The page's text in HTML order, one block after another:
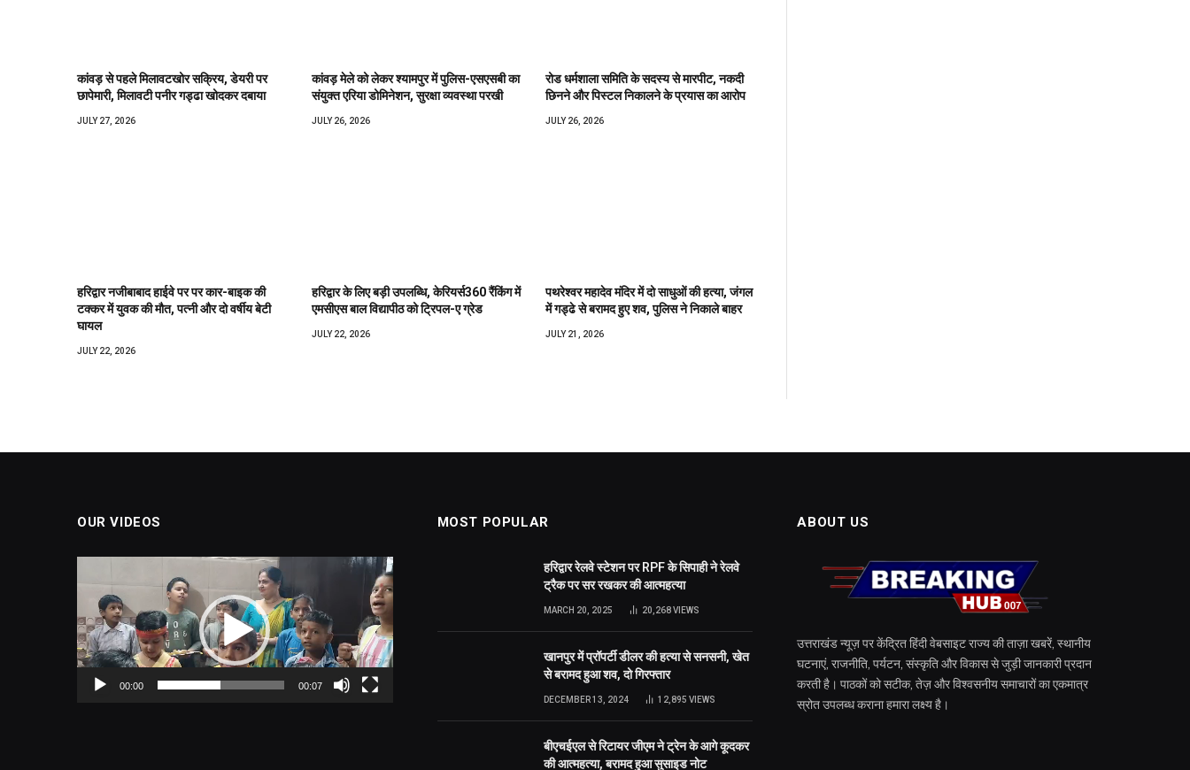
कांवड़ से पहले मिलावटखोर सक्रिय, डेयरी पर
छापेमारी, मिलावटी पनीर गड्ढा खोदकर दबाया
JULY 27, 2026
कांवड़ मेले को लेकर श्यामपुर में पुलिस-एसएसबी का
संयुक्त एरिया डोमिनेशन, सुरक्षा व्यवस्था परखी
JULY 26, 2026
रोड धर्मशाला समिति के सदस्य से मारपीट, नकदी
छिनने और पिस्टल निकालने के प्रयास का आरोप
JULY 26, 2026
हरिद्वार नजीबाबाद हाईवे पर पर कार-बाइक की
टक्कर में युवक की मौत, पत्नी और दो वर्षीय बेटी
घायल
JULY 22, 2026
हरिद्वार के लिए बड़ी उपलब्धि, केरियर्स360 रैंकिंग में
एमसीएस बाल विद्यापीठ को ट्रिपल-ए ग्रेड
JULY 22, 2026
पथरेश्वर महादेव मंदिर में दो साधुओं की हत्या, जंगल
में गड्ढे से बरामद हुए शव, पुलिस ने निकाले बाहर
JULY 21, 2026
OUR VIDEOS
Player
00:00 00:07
MOST POPULAR
हरिद्वार रेलवे स्टेशन पर RPF के सिपाही ने रेलवे
ट्रैक पर सर रखकर की आत्महत्या
MARCH 20, 2025 20,268VIEWS
खानपुर में प्रॉपर्टी डीलर की हत्या से सनसनी, खेत
से बरामद हुआ शव, दो गिरफ्तार
DECEMBER 13, 2024 12,895 VIEWS
बीएचईएल से रिटायर जीएम ने ट्रेन के आगे कूदकर
की आत्महत्या, बरामद हुआ सुसाइड नोट
ABOUT US
उत्तराखंड न्यूज़ पर केंद्रित हिंदी वेबसाइट राज्य की ताज़ा खबरें, स्थानीय
घटनाएं, राजनीति, पर्यटन, संस्कृति और विकास से जुड़ी जानकारी प्रदान
करती है। पाठकों को सटीक, तेज़ और विश्वसनीय समाचारों का एकमात्र
स्रोत उपलब्ध कराना हमारा लक्ष्य है।